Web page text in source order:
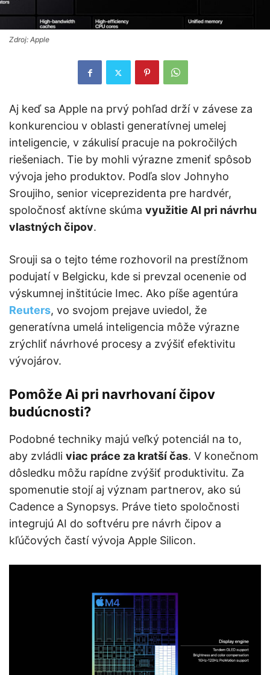
Zdroj: Apple
Aj keď sa Apple na prvý pohľad drží v závese za
konkurenciou v oblasti generatívnej umelej
inteligencie, v zákulisí pracuje na pokročilých
riešeniach. Tie by mohli výrazne zmeniť spôsob
vývoja jeho produktov. Podľa slov Johnyho
Sroujiho, senior viceprezidenta pre hardvér,
spoločnosť aktívne skúma využitie AI pri návrhu
vlastných čipov.
Srouji sa o tejto téme rozhovoril na prestížnom
podujatí v Belgicku, kde si prevzal ocenenie od
výskumnej inštitúcie Imec. Ako píše agentúra
Reuters, vo svojom prejave uviedol, že
generatívna umelá inteligencia môže výrazne
zrýchliť návrhové procesy a zvýšiť efektivitu
vývojárov.
Pomôže Ai pri navrhovaní čipov
budúcnosti?
Podobné techniky majú veľký potenciál na to,
aby zvládli viac práce za kratší čas. V konečnom
dôsledku môžu rapídne zvýšiť produktivitu. Za
spomenutie stojí aj význam partnerov, ako sú
Cadence a Synopsys. Práve tieto spoločnosti
integrujú AI do softvéru pre návrh čipov a
kľúčových častí vývoja Apple Silicon.